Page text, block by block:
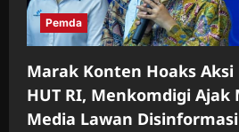
Pemda
Marak Konten Hoaks Aksi
HUT RI, Menkomdigi Ajak
Media Lawan Disinformasi